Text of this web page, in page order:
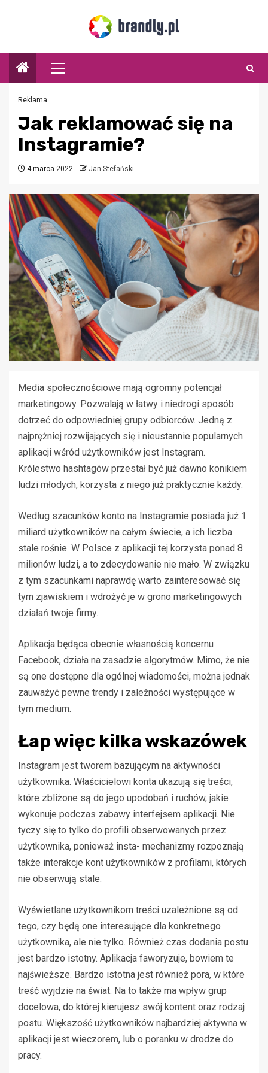
Menu
główne
Reklama
Jak reklamować się na
Instagramie?
4 marca 2022 Jan Stefański
Media społecznościowe mają ogromny potencjał
marketingowy. Pozwalają w łatwy i niedrogi sposób
dotrzeć do odpowiedniej grupy odbiorców. Jedną z
najprężniej rozwijających się i nieustannie popularnych
aplikacji wśród użytkowników jest Instagram.
Królestwo hashtagów przestał być już dawno konikiem
ludzi młodych, korzysta z niego już praktycznie każdy.
Według szacunków konto na Instagramie posiada już 1
miliard użytkowników na całym świecie, a ich liczba
stale rośnie. W Polsce z aplikacji tej korzysta ponad 8
milionów ludzi, a to zdecydowanie nie mało. W związku
z tym szacunkami naprawdę warto zainteresować się
tym zjawiskiem i wdrożyć je w grono marketingowych
działań twoje firmy.
Aplikacja będąca obecnie własnością koncernu
Facebook, działa na zasadzie algorytmów. Mimo, że nie
są one dostępne dla ogólnej wiadomości, można jednak
zauważyć pewne trendy i zależności występujące w
tym medium.
Łap więc kilka wskazówek
Instagram jest tworem bazującym na aktywności
użytkownika. Właścicielowi konta ukazują się treści,
które zbliżone są do jego upodobań i ruchów, jakie
wykonuje podczas zabawy interfejsem aplikacji. Nie
tyczy się to tylko do profili obserwowanych przez
użytkownika, ponieważ insta- mechanizmy rozpoznają
także interakcje kont użytkowników z profilami, których
nie obserwują stale.
Wyświetlane użytkownikom treści uzależnione są od
tego, czy będą one interesujące dla konkretnego
użytkownika, ale nie tylko. Również czas dodania postu
jest bardzo istotny. Aplikacja faworyzuje, bowiem te
najświeższe. Bardzo istotna jest również pora, w które
treść wyjdzie na świat. Na to także ma wpływ grup
docelowa, do której kierujesz swój kontent oraz rodzaj
postu. Większość użytkowników najbardziej aktywna w
aplikacji jest wieczorem, lub o poranku w drodze do
pracy.